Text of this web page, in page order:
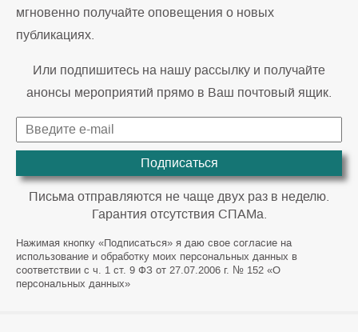
мгновенно получайте оповещения о новых
публикациях.
Или подпишитесь на нашу рассылку и получайте
анонсы мероприятий прямо в Ваш почтовый ящик.
Подписаться
Письма отправляются не чаще двух раз в неделю.
Гарантия отсутствия СПАМа.
Нажимая кнопку «Подписаться» я даю свое согласие на
использование и обработку моих персональных данных в
соответствии с ч. 1 ст. 9 ФЗ от 27.07.2006 г. № 152 «О
персональных данных»